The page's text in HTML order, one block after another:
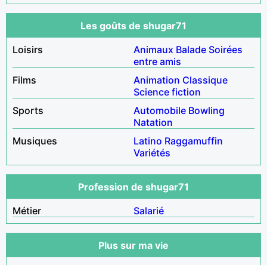
Les goûts de shugar71
Loisirs
Animaux Balade Soirées
entre amis
Films
Animation Classique
Science fiction
Sports
Automobile Bowling
Natation
Musiques
Latino Raggamuffin
Variétés
Profession de shugar71
Métier
Salarié
Plus sur ma vie